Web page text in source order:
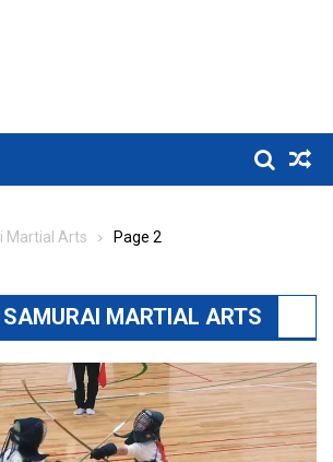
Martial Arts Page 2
SAMURAI MARTIAL ARTS